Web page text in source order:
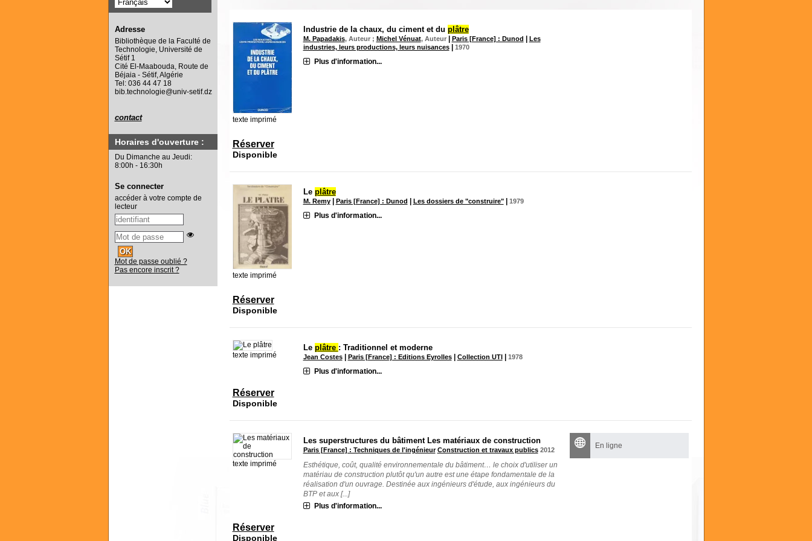
texte imprimé
Industrie de la chaux, du ciment et du plâtre
M. Papadakis, Auteur ; Michel Vénuat, Auteur Paris [France] : Dunod
Les
industries, leurs productions, leurs nuisances| 1970
Plus d'information...
Réserver
Disponible
texte imprimé
Le plâtre
M. Remy Paris [France] : Dunod Les dossiers de "construire"| 1979
Plus d'information...
Réserver
Disponible
texte imprimé
Le plâtre : Traditionnel et moderne
Jean Costes Paris [France] : Editions Eyrolles| Collection UTI| 1978
Plus d'information...
Réserver
Disponible
texte imprimé
Les superstructures du bâtiment Les matériaux de construction
Paris [France] : Techniques de l'ingénieur Construction et travaux publics 2012
Esthétique, coût, qualité environnementale du bâtiment… le choix d'utiliser un
matériau de construction plutôt qu'un autre est une étape fondamentale de la
réalisation d'un ouvrage. Destinée aux ingénieurs d'étude, aux ingénieurs du
BTP et aux [...]
Plus d'information...
En ligne
Réserver
Disponible
Adresse
Bibliothèque de la Faculté de
Technologie, Université de
Sétif 1
Cité El-Maabouda, Route de
Béjaia - Sétif, Algérie
Tel: 036 44 47 18
bib.technologie@univ-setif.dz
contact
Horaires d'ouverture :
Du Dimanche au Jeudi:
8:00h - 16:30h
Se connecter
accéder à votre compte de
lecteur
Mot de passe oublié ?
Pas encore inscrit ?